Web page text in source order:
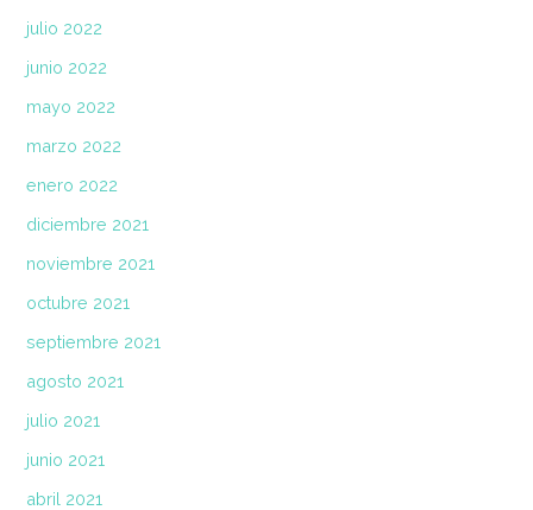
julio 2022
junio 2022
mayo 2022
marzo 2022
enero 2022
diciembre 2021
noviembre 2021
octubre 2021
septiembre 2021
agosto 2021
julio 2021
junio 2021
abril 2021